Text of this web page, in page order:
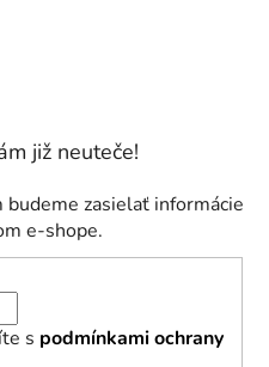
zasielať informácie
e-shope.
s podmínkami ochrany